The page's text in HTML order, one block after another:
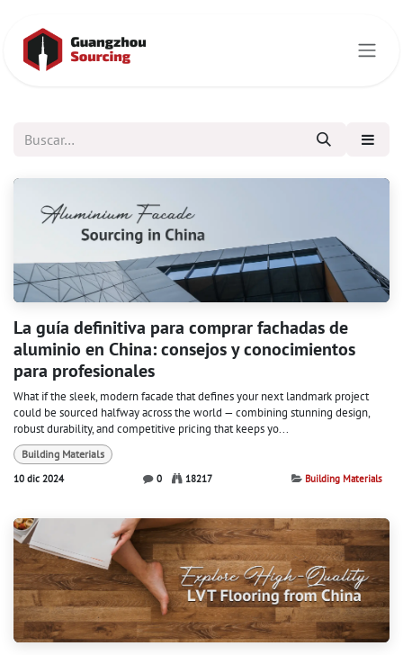
La guía definitiva para comprar fachadas de
aluminio en China: consejos y conocimientos
para profesionales
What if the sleek, modern facade that defines your next landmark project
could be sourced halfway across the world — combining stunning design,
robust durability, and competitive pricing that keeps yo...
Building Materials
10 dic 2024
0 18217 Building Materials